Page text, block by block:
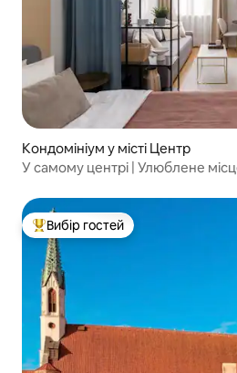
Кондомініум у місті Центр
У самому центрі | Улюблене
Топ вибір гостей
Вибір гостей